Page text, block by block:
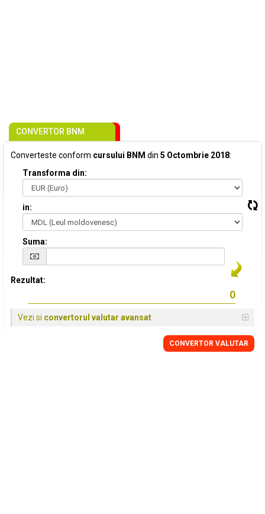
CONVERTOR BNM
Converteste conform cursului BNM din 5 Octombrie 2018:
Transforma din:
in:
Suma:
Rezultat:
Vezi si convertorul valutar avansat
CONVERTOR VALUTAR